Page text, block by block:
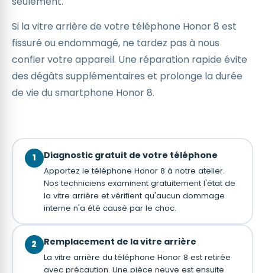
Si la vitre arrière de votre téléphone Honor 8 est
fissuré ou endommagé, ne tardez pas à nous
confier votre appareil. Une réparation rapide évite
des dégâts supplémentaires et prolonge la durée
de vie du smartphone Honor 8.
1 Diagnostic gratuit de votre téléphone
Apportez le téléphone Honor 8 à notre atelier.
Nos techniciens examinent gratuitement l'état de
la vitre arrière et vérifient qu'aucun dommage
interne n'a été causé par le choc.
2 Remplacement de la vitre arrière
La vitre arrière du téléphone Honor 8 est retirée
avec précaution. Une pièce neuve est ensuite